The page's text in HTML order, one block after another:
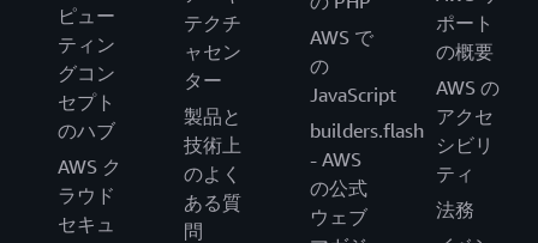
ピュー
ティン
グコン
セプト
のハブ
AWS ク
ラウド
セキュ
テクチ
ャセン
ター
製品と
技術上
のよく
ある質
問
AWS で
の
JavaScript
builders.flash
- AWS
の公式
ウェブ
ポート
の概要
AWS の
アクセ
シビリ
ティ
法務